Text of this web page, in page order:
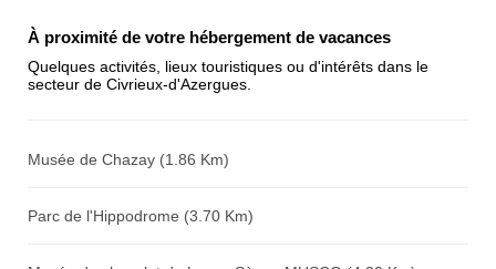
À proximité de votre hébergement de vacances
Quelques activités, lieux touristiques ou d'intérêts dans le
secteur de Civrieux-d'Azergues.
Musée de Chazay (1.86 Km)
Parc de l'Hippodrome (3.70 Km)